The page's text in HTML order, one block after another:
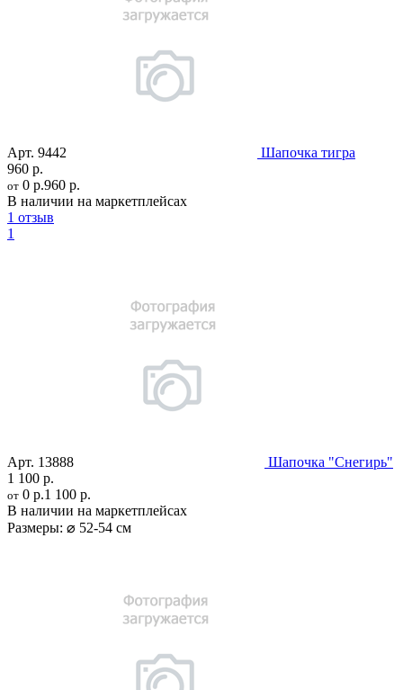
Арт. 9442
Шапочка тигра
960 р.
от 0 р.960 р.
В наличии на маркетплейсах
1 отзыв
1
Арт. 13888
Шапочка "Снегирь"
1 100 р.
от 0 р.1 100 р.
В наличии на маркетплейсах
Размеры: ⌀ 52-54 см